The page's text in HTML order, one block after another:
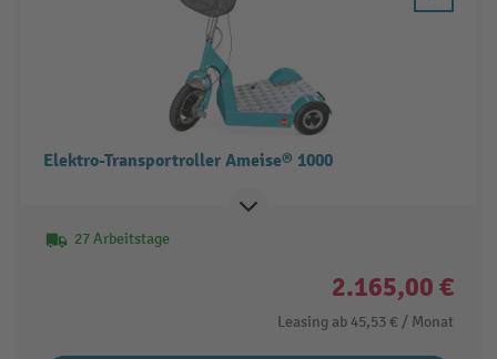
Elektro-Transportroller Ameise® 1000
27 Arbeitstage
2.165,00 €
Leasing ab 45,53 € / Monat